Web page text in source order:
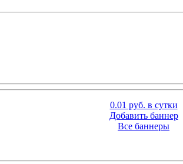
0.01 руб. в сутки
Добавить баннер
Все баннеры